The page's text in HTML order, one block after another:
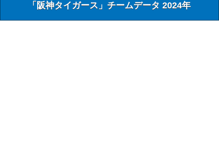
「阪神タイガース」チームデータ 2024年